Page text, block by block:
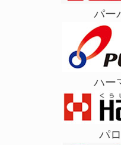
パー
ハー
パ